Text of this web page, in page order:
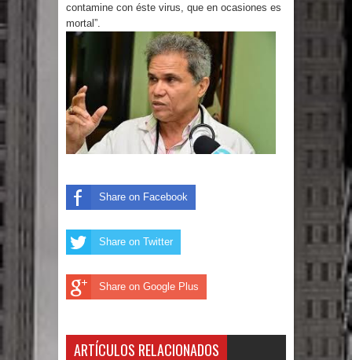
Humala queda en libertad tras la
anulación de condena de 15 años por
DIGEIG y Liga Municipal Dominicana
impulsan nuevas metas de
municipal
La Fiscalía de Bolivia ordena la
detención del expresidente Evo
Calor extremo para este jueves en
contamine con éste virus, que en ocasiones es
mortal”.
Share on Facebook
Share on Twitter
Share on Google Plus
ARTÍCULOS RELACIONADOS